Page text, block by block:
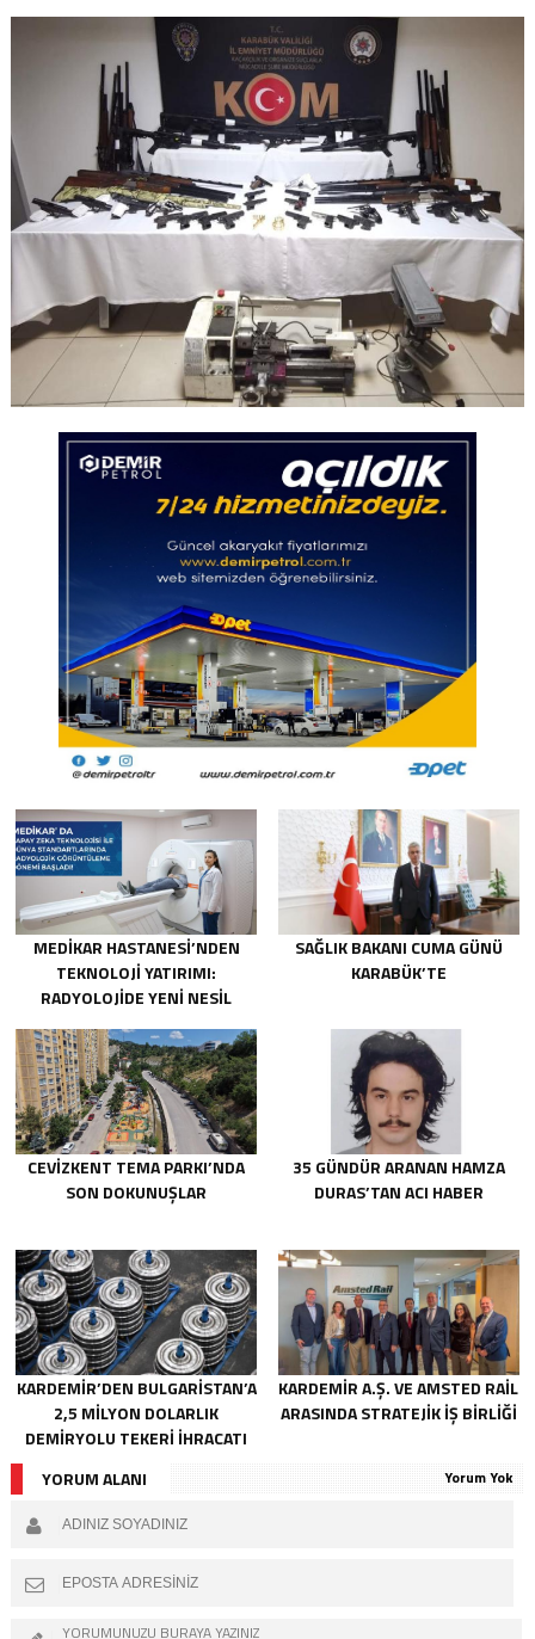
MEDİKAR HASTANESİ’NDEN
TEKNOLOJİ YATIRIMI:
RADYOLOJİDE YENİ NESİL
SAĞLIK BAKANI CUMA GÜNÜ
KARABÜK’TE
CEVİZKENT TEMA PARKI’NDA
SON DOKUNUŞLAR
35 GÜNDÜR ARANAN HAMZA
DURAS’TAN ACI HABER
KARDEMİR’DEN BULGARİSTAN’A
2,5 MİLYON DOLARLIK
DEMİRYOLU TEKERİ İHRACATI
KARDEMİR A.Ş. VE AMSTED RAİL
ARASINDA STRATEJİK İŞ BİRLİĞİ
YORUM ALANI Yorum Yok